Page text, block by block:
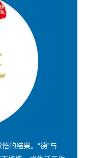
悟的结果。“德”与